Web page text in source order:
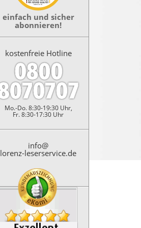
einfach und sicher
abonnieren!
kostenfreie Hotline
Mo.-Do. 8:30-19:30 Uhr,
Fr. 8:30-17:30 Uhr
info@
lorenz-leserservice.de
Kundenbewertung: 4.9
Super zufrieden. Meine